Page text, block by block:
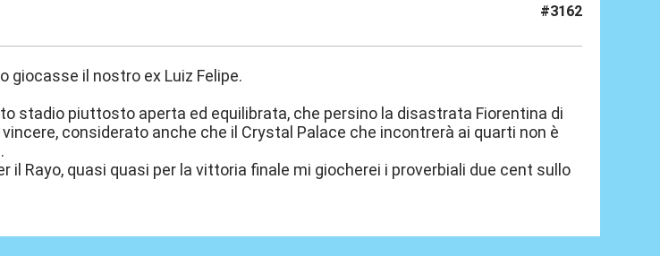
#3162
giocasse il nostro ex Luiz Felipe.
stadio piuttosto aperta ed equilibrata, che persino la disastrata Fiorentina di
considerato anche che il Crystal Palace che incontrerà ai quarti non è
il Rayo, quasi quasi per la vittoria finale mi giocherei i proverbiali due cent sullo